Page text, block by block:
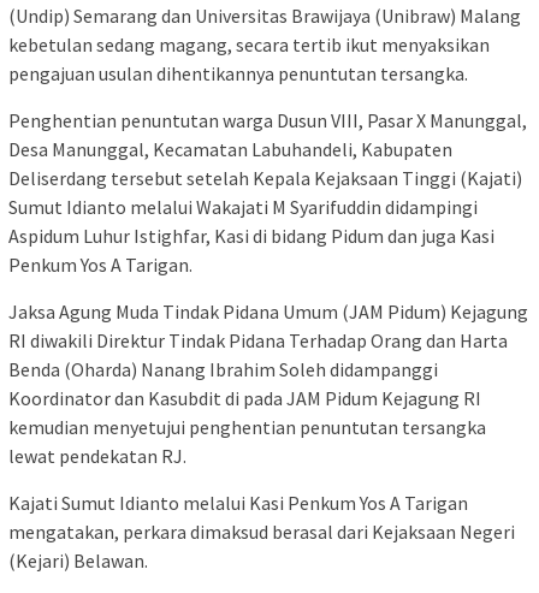
(Undip) Semarang dan Universitas Brawijaya (Unibraw) Malang
kebetulan sedang magang, secara tertib ikut menyaksikan
pengajuan usulan dihentikannya penuntutan tersangka.
Penghentian penuntutan warga Dusun VIII, Pasar X Manunggal,
Desa Manunggal, Kecamatan Labuhandeli, Kabupaten
Deliserdang tersebut setelah Kepala Kejaksaan Tinggi (Kajati)
Sumut Idianto melalui Wakajati M Syarifuddin didampingi
Aspidum Luhur Istighfar, Kasi di bidang Pidum dan juga Kasi
Penkum Yos A Tarigan.
Jaksa Agung Muda Tindak Pidana Umum (JAM Pidum) Kejagung
RI diwakili Direktur Tindak Pidana Terhadap Orang dan Harta
Benda (Oharda) Nanang Ibrahim Soleh didampanggi
Koordinator dan Kasubdit di pada JAM Pidum Kejagung RI
kemudian menyetujui penghentian penuntutan tersangka
lewat pendekatan RJ.
Kajati Sumut Idianto melalui Kasi Penkum Yos A Tarigan
mengatakan, perkara dimaksud berasal dari Kejaksaan Negeri
(Kejari) Belawan.